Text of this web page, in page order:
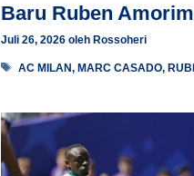
Baru Ruben Amorim
Juli 26, 2026 oleh Rossoheri
Tag
AC MILAN,MARC CASADO,